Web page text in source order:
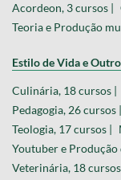
Acordeon, 3 cursos |
Teoria e Produção
Estilo de Vida e
Culinária, 18 cursos |
Pedagogia, 26 cursos |
Teologia, 17 cursos |
Youtuber e Produção
Veterinária, 18 cursos |